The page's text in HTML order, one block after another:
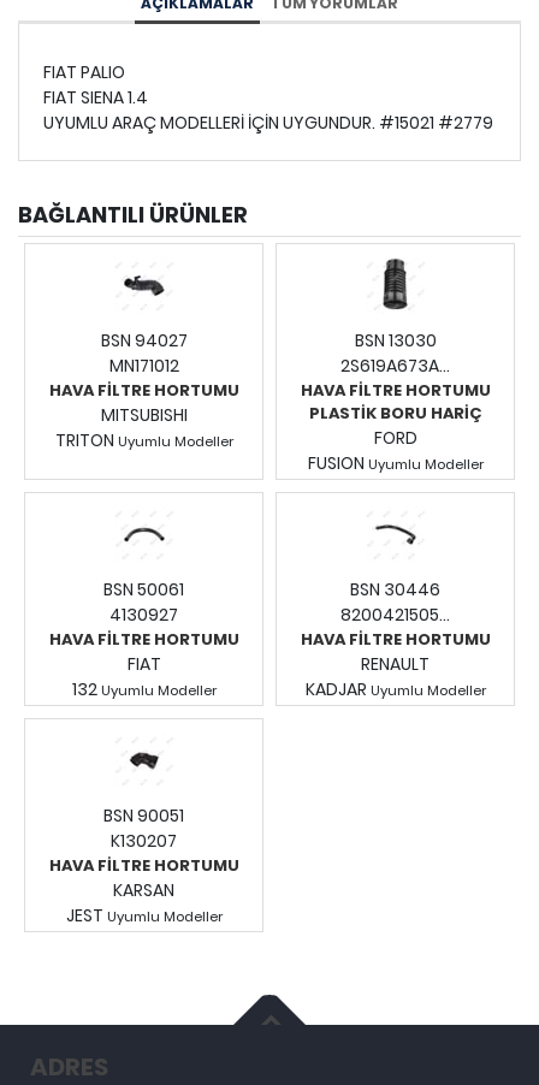
FIAT PALIO
FIAT SIENA 1.4
UYUMLU ARAÇ MODELLERİ İÇİN UYGUNDUR. #15021 #2779
BAĞLANTILI ÜRÜNLER
BSN 94027
MN171012
HAVA FİLTRE HORTUMU
MITSUBISHI
TRITON Uyumlu Modeller
Giriş Yapınız.
BSN 13030
2S619A673A...
HAVA FİLTRE HORTUMU
PLASTİK BORU HARİÇ
FORD
FUSION Uyumlu Modeller
Fiyatları Görmek İçin
Giriş Yapınız.
BSN 50061
4130927
HAVA FİLTRE HORTUMU
FIAT
132 Uyumlu Modeller
Fiyatları Görmek İçin
Giriş Yapınız.
BSN 30446
8200421505...
HAVA FİLTRE HORTUMU
RENAULT
KADJAR Uyumlu Modeller
BSN 90051
K130207
HAVA FİLTRE HORTUMU
KARSAN
JEST Uyumlu Modeller
ADRES